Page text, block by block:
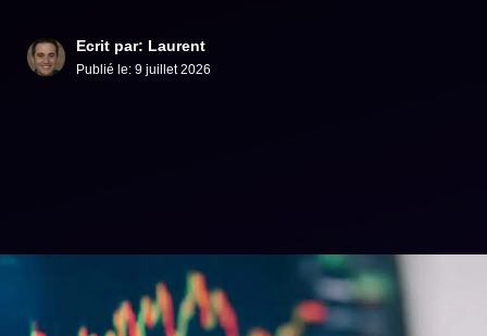
Ecrit par: Laurent
Publié le: 9 juillet 2026